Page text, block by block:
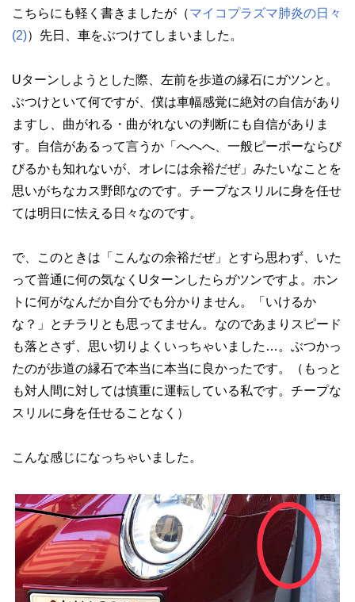
こちらにも軽く書きましたが（マイコプラズマ肺炎の日々
(2)）先日、車をぶつけてしまいました。
Uターンしようとした際、左前を歩道の縁石にガツンと。
ぶつけといて何ですが、僕は車幅感覚に絶対の自信があり
ますし、曲がれる・曲がれないの判断にも自信がありま
す。自信があるって言うか「へへへ、一般ピーポーならび
びるかも知れないが、オレには余裕だぜ」みたいなことを
思いがちなカス野郎なのです。チープなスリルに身を任せ
ては明日に怯える日々なのです。
で、このときは「こんなの余裕だぜ」とすら思わず、いた
って普通に何の気なくUターンしたらガツンですよ。ホン
トに何がなんだか自分でも分かりません。「いけるか
な？」とチラリとも思ってません。なのであまりスピード
も落とさず、思い切りよくいっちゃいました…。ぶつかっ
たのが歩道の縁石で本当に本当に良かったです。（もっと
も対人間に対しては慎重に運転している私です。チープな
スリルに身を任せることなく）
こんな感じになっちゃいました。